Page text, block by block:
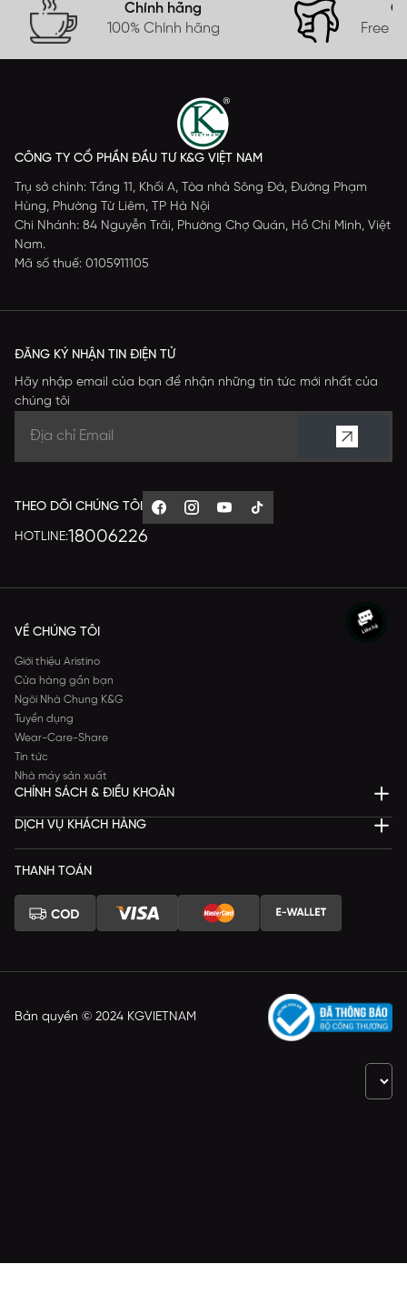
Chính hãng
100% Chính hãng
Free
CÔNG TY CỔ PHẦN ĐẦU TƯ K&G VIỆT NAM
Trụ sở chính: Tầng 11, Khối A, Tòa nhà Sông Đà, Đường Phạm
Hùng, Phường Từ Liêm, TP Hà Nội
Chi Nhánh: 84 Nguyễn Trãi, Phường Chợ Quán, Hồ Chí Minh, Việt
Nam.
Mã số thuế: 0105911105
ĐĂNG KÝ NHẬN TIN ĐIỆN TỬ
Hãy nhập email của bạn để nhận những tin tức mới nhất của
chúng tôi
THEO DÕI CHÚNG TÔI
HOTLINE:18006226
VỀ CHÚNG TÔI
Giới thiệu Aristino
Cửa hàng gần bạn
Ngôi Nhà Chung K&G
Tuyển dụng
Wear-Care-Share
Tin tức
Nhà máy sản xuất
CHÍNH SÁCH & ĐIỀU KHOẢN
DỊCH VỤ KHÁCH HÀNG
THANH TOÁN
Bản quyền © 2024 KGVIETNAM